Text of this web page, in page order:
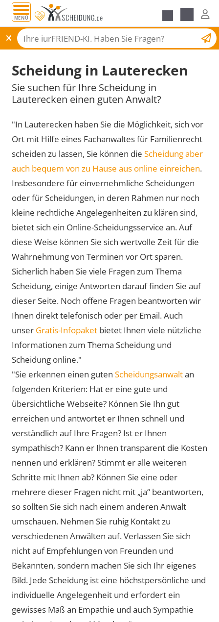
MENÜ
Scheidungsantrag
Scheidung in Lauterecken
Sie suchen für Ihre Scheidung in
Lauterecken einen guten Anwalt?
"In Lauterecken haben Sie die Möglichkeit, sich vor
Ort mit Hilfe eines Fachanwaltes für Familienrecht
scheiden zu lassen, Sie können die Scheidung aber
auch bequem von zu Hause aus online einreichen.
Insbesondere für einvernehmliche Scheidungen
oder für Scheidungen, in deren Rahmen nur noch
kleine rechtliche Angelegenheiten zu klären sind,
bietet sich ein Online-Scheidungsservice an. Auf
diese Weise können Sie sich wertvolle Zeit für die
Wahrnehmung von Terminen vor Ort sparen.
Sicherlich haben Sie viele Fragen zum Thema
Scheidung, einige Antworten darauf finden Sie auf
dieser Seite. Noch offene Fragen beantworten wir
Ihnen direkt telefonisch oder per Email. Auch
unser Gratis-Infopaket bietet Ihnen viele nützliche
Informationen zum Thema Scheidung und
Scheidung online."
"Sie erkennen einen guten Scheidungsanwaltan
folgenden Kriterien: Hat er eine gute und
übersichtliche Webseite? Können Sie Ihn gut
erreichen und antwortet er Ihnen schnell und
verständlich auf Ihre Fragen? Ist er Ihnen
sympathisch? Kann er Ihnen transparent die Kosten
nennen und erklären? Stimmt er alle weiteren
Schritte mit Ihnen ab? Können Sie eine oder
mehrere dieser Fragen nicht mit „ja“ beantworten,
so sollten Sie sich nach einem anderen Anwalt
umschauen. Nehmen Sie ruhig Kontakt zu
verschiedenen Anwälten auf. Verlassen Sie sich
nicht auf Empfehlungen von Freunden und
Bekannten, sondern machen Sie sich Ihr eigenes
Bild. Jede Scheidung ist eine höchstpersönliche und
individuelle Angelegenheit und erfordert ein
gewisses Maß an Empathie und auch Sympathie